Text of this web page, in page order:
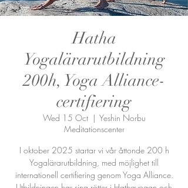
Hatha
Yogalärarutbildning
200h, Yoga Alliance-
certifiering
Wed 15 Oct
  |
Yeshin Norbu
Meditationscenter
I oktober 2025 startar vi vår åttonde 200 h
Yogalärarutbildning, med möjlighet till
internationell certifiering genom Yoga Alliance.